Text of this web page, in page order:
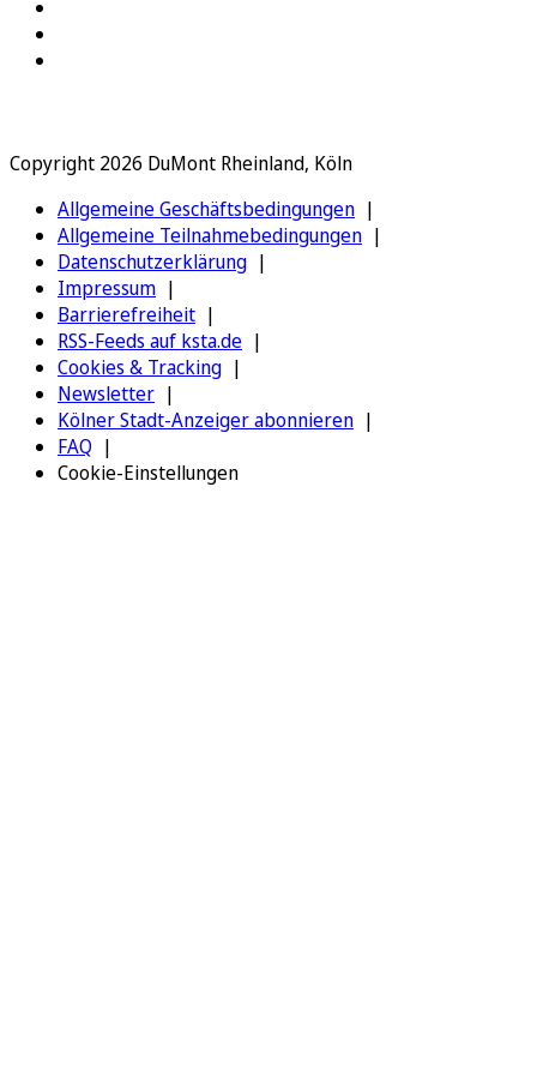
Copyright 2026 DuMont Rheinland, Köln
Allgemeine Geschäftsbedingungen
Allgemeine Teilnahmebedingungen
Datenschutzerklärung
Impressum
Barrierefreiheit
RSS-Feeds auf ksta.de
Cookies & Tracking
Newsletter
Kölner Stadt-Anzeiger abonnieren
FAQ
Cookie-Einstellungen